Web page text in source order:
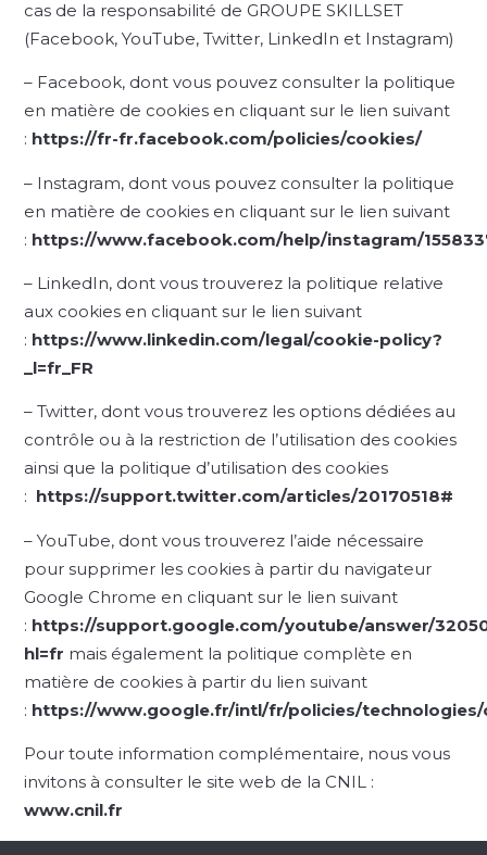
cas de la responsabilité de GROUPE SKILLSET
(Facebook, YouTube, Twitter, LinkedIn et Instagram)
– Facebook, dont vous pouvez consulter la politique
en matière de cookies en cliquant sur le lien suivant
: https://fr-fr.facebook.com/policies/cookies/
– Instagram, dont vous pouvez consulter la politique
en matière de cookies en cliquant sur le lien suivant
: https://www.facebook.com/help/instagram/
– LinkedIn, dont vous trouverez la politique relative
aux cookies en cliquant sur le lien suivant
: https://www.linkedin.com/legal/cookie-policy?
_l=fr_FR
– Twitter, dont vous trouverez les options dédiées au
contrôle ou à la restriction de l’utilisation des cookies
ainsi que la politique d’utilisation des cookies
: https://support.twitter.com/articles/20170518#
– YouTube, dont vous trouverez l’aide nécessaire
pour supprimer les cookies à partir du navigateur
Google Chrome en cliquant sur le lien suivant
: https://support.google.com/youtube/answer/
hl=fr mais également la politique complète en
matière de cookies à partir du lien suivant
: https://www.google.fr/intl/fr/policies/
Pour toute information complémentaire, nous vous
invitons à consulter le site web de la CNIL :
www.cnil.fr